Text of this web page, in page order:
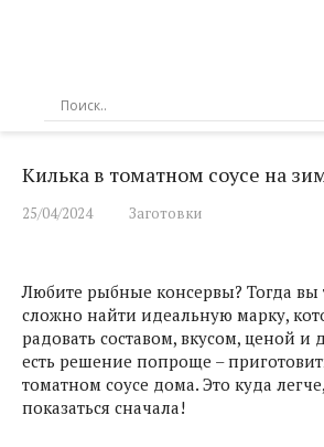
Килька в томатном соусе на
25/04/2024 Заготовки
Любите рыбные консервы? Тогда вы
сложно найти идеальную марку,
радовать составом, вкусом, ценой и
есть решение попроще –
томатном соусе дома. Это куда
показаться сначала!